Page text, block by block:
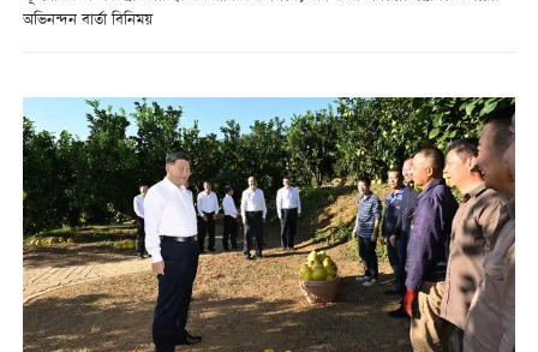
অভিনন্দন বার্তা বিনিময়